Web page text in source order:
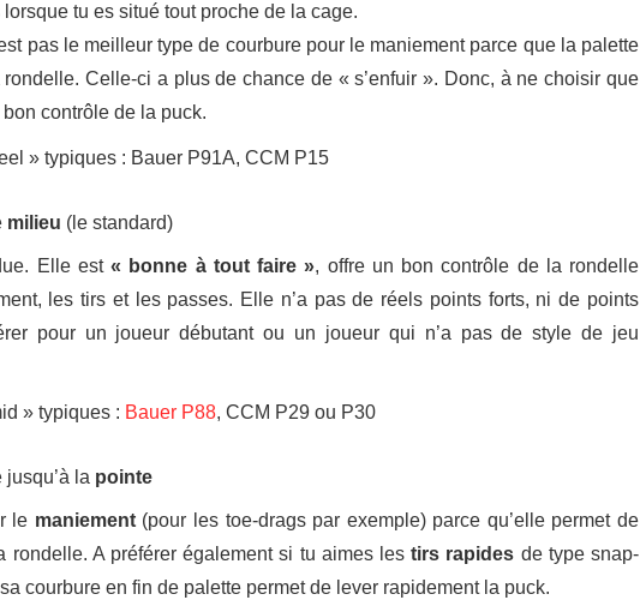
tu es situé tout proche de la cage.
pas le meilleur type de courbure pour le maniement parce que la palette
Celle-ci a plus de chance de « s’enfuir ». Donc, à ne choisir que
contrôle de la puck.
» typiques : Bauer P91A, CCM P15
milieu (le standard)
Elle est« bonne à tout faire », offre un bon contrôle de la rondelle
les tirs et les passes. Elle n’a pas de réels points forts, ni de points
pour un joueur débutant ou un joueur qui n’a pas de style de jeu
» typiques : Bauer P88, CCM P29 ou P30
jusqu’à la pointe
le maniement(pour les toe-drags par exemple) parce qu’elle permet de
rondelle. A préférer également si tu aimes lestirs rapides de type snap-
courbure en fin de palette permet de lever rapidement la puck.